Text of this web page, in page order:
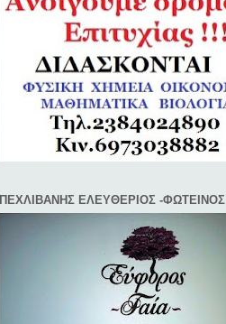
ΠΕΧΛΙΒANΗΣ ΕΛΕΥΘΕΡΙΟΣ -ΦΩΤΕΙΝΟΣ